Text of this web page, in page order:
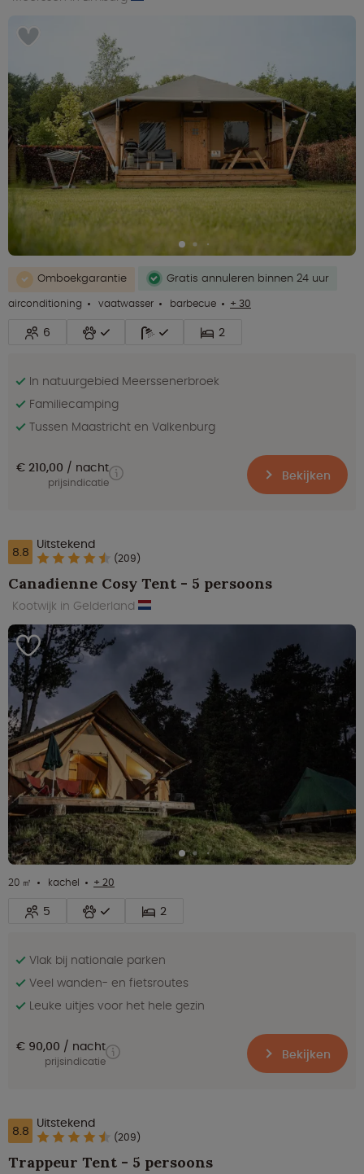
Omboekgarantie
Gratis annuleren binnen 24 uur
airconditioning
vaatwasser barbecue + 30
6 2
In natuurgebied Meerssenerbroek
Familiecamping
Tussen Maastricht en Valkenburg
€ 210,00 nacht
prijsindicatie Bekijken
8.8 Uitstekend
(209)
Canadienne Cosy Tent - 5 persoons
Kootwijk in Gelderland
20 ㎡ kachel + 20
5 2
Vlak bij nationale parken
Veel wanden- en fietsroutes
Leuke uitjes voor het hele gezin
€ 90,00 nacht
prijsindicatie Bekijken
8.8 Uitstekend
(209)
Trappeur Tent - 5 persoons